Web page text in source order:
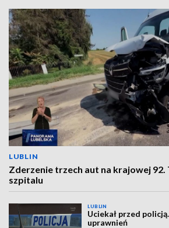
LUBLIN
Zderzenie trzech aut na krajowej 92.
szpitalu
LUBLIN
Uciekał przed
uprawnień